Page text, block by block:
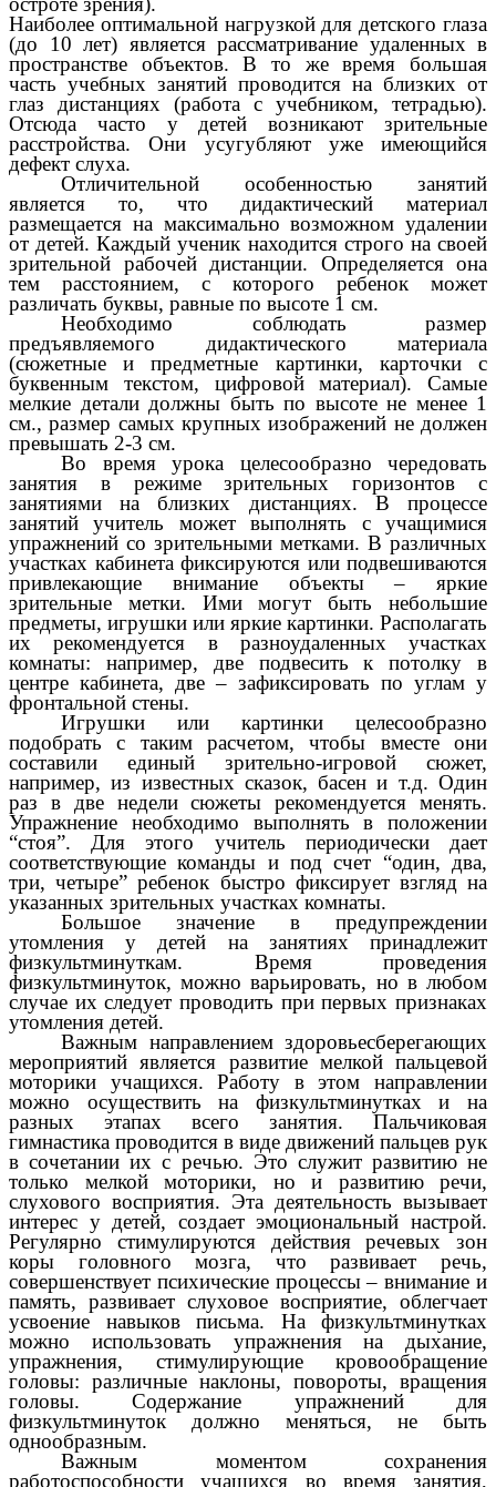
Наиболее оптимальной нагрузкой для детского глаза
(до 10 лет) является рассматривание удаленных в
пространстве объектов. В то же время большая
часть учебных занятий проводится на близких от
глаз дистанциях (работа с учебником, тетрадью).
Отсюда часто у детей возникают зрительные
расстройства. Они усугубляют уже имеющийся
дефект слуха.
Отличительной особенностью занятий
является то, что дидактический материал
размещается на максимально возможном удалении
от детей. Каждый ученик находится строго на своей
зрительной рабочей дистанции. Определяется она
тем расстоянием, с которого ребенок может
различать буквы, равные по высоте 1 см.
Необходимо соблюдать размер
предъявляемого дидактического материала
(сюжетные и предметные картинки, карточки с
буквенным текстом, цифровой материал). Самые
мелкие детали должны быть по высоте не менее 1
см., размер самых крупных изображений не должен
превышать 2-3 см.
Во время урока целесообразно чередовать
занятия в режиме зрительных горизонтов с
занятиями на близких дистанциях. В процессе
занятий учитель может выполнять с учащимися
упражнений со зрительными метками. В различных
участках кабинета фиксируются или подвешиваются
привлекающие внимание объекты – яркие
зрительные метки. Ими могут быть небольшие
предметы, игрушки или яркие картинки. Располагать
их рекомендуется в разноудаленных участках
комнаты: например, две подвесить к потолку в
центре кабинета, две – зафиксировать по углам у
фронтальной стены.
Игрушки или картинки целесообразно
подобрать с таким расчетом, чтобы вместе они
составили единый зрительно-игровой сюжет,
например, из известных сказок, басен и т.д. Один
раз в две недели сюжеты рекомендуется менять.
Упражнение необходимо выполнять в положении
“стоя”. Для этого учитель периодически дает
соответствующие команды и под счет “один, два,
три, четыре” ребенок быстро фиксирует взгляд на
указанных зрительных участках комнаты.
Большое значение в предупреждении
утомления у детей на занятиях принадлежит
физкультминуткам. Время проведения
физкультминуток, можно варьировать, но в любом
случае их следует проводить при первых признаках
утомления детей.
Важным направлением здоровьесберегающих
мероприятий является развитие мелкой пальцевой
моторики учащихся. Работу в этом направлении
можно осуществить на физкультминутках и на
разных этапах всего занятия. Пальчиковая
гимнастика проводится в виде движений пальцев рук
в сочетании их с речью. Это служит развитию не
только мелкой моторики, но и развитию речи,
слухового восприятия. Эта деятельность вызывает
интерес у детей, создает эмоциональный настрой.
Регулярно стимулируются действия речевых зон
коры головного мозга, что развивает речь,
совершенствует психические процессы – внимание и
память, развивает слуховое восприятие, облегчает
усвоение навыков письма. На физкультминутках
можно использовать упражнения на дыхание,
упражнения, стимулирующие кровообращение
головы: различные наклоны, повороты, вращения
головы. Содержание упражнений для
физкультминуток должно меняться, не быть
однообразным.
Важным моментом сохранения
работоспособности учащихся во время занятия,